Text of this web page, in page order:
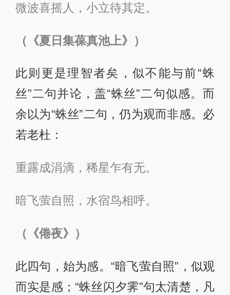
微波喜摇人，小立待其定。
（《夏日集葆真池上》）
此则更是理智者矣，似不能与前“蛛
丝”二句并论，盖“蛛丝”二句似感。而
余以为“蛛丝”二句，仍为观而非感。必
若老杜：
重露成涓滴，稀星乍有无。
暗飞萤自照，水宿鸟相呼。
（《倦夜》）
此四句，始为感。“暗飞萤自照”，似观
而实是感；“蛛丝闪夕霁”句太清楚，凡